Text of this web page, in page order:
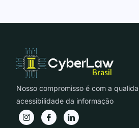
Nosso compromisso é com a
acessibilidade da informação